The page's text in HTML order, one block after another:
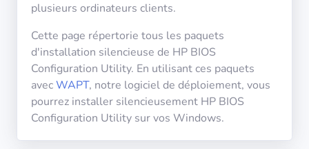
Politiques de
confidentialité
CGU
plusieurs ordinateurs clients.
Cette page répertorie tous les paquets
d'installation silencieuse de HP BIOS
Configuration Utility. En utilisant ces paquets
avecWAPT, notre logiciel de déploiement, vous
pourrez installer silencieusement HP BIOS
Configuration Utility sur vos Windows.